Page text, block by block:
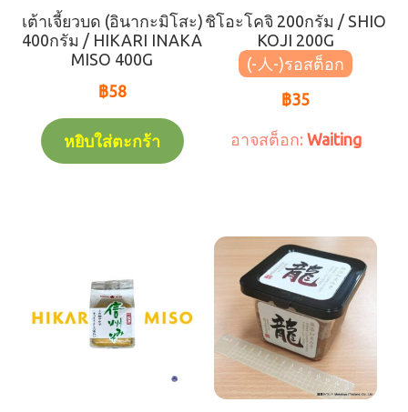
☆สินค้าแนะนำ
☆สินค้าขายโดยน้ำหนัก
☆เรียงตาม【สินค้าแช่แข็ง】
☆สินต้าสามารถส่งโดยการจัดส่งสินค้าแห้ง（สำหรับ
ลูกค้าที่อยู่ไกลจากร้านมากกว่า 10 กม)
เต้าเจี้ยวบด (อินากะมิโสะ)
400กรัม / HIKARI INAKA
MISO 400G
฿58
หยิบใส่ตะกร้า
ชิโอะโคจิ 200กรัม / SHIO
KOJI 200G
(-人-)
฿35
Waiting